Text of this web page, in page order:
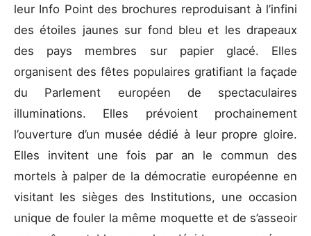
leur Info Point des brochures reproduisant à l’infini
des étoiles jaunes sur fond bleu et les drapeaux
des pays membres sur papier glacé. Elles
organisent des fêtes populaires gratifiant la façade
du Parlement européen de spectaculaires
illuminations. Elles prévoient prochainement
l’ouverture d’un musée dédié à leur propre gloire.
Elles invitent une fois par an le commun des
mortels à palper de la démocratie européenne en
visitant les sièges des Institutions, une occasion
unique de fouler la même moquette et de s’asseoir